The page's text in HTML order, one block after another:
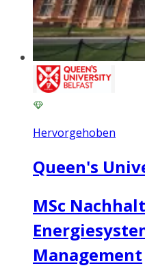
Hervorgehoben
Queen's
MSc
Management